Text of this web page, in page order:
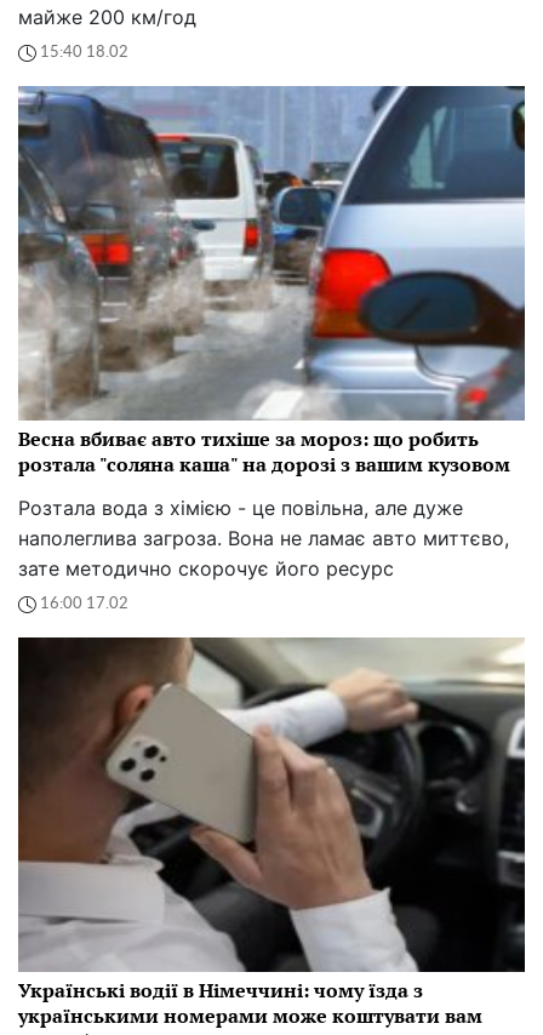
майже 200 км/год
15:40 18.02
Весна вбиває авто тихіше за мороз: що робить
розтала "соляна каша" на дорозі з вашим кузовом
Розтала вода з хімією - це повільна, але дуже
наполеглива загроза. Вона не ламає авто миттєво,
зате методично скорочує його ресурс
16:00 17.02
Українські водії в Німеччині: чому їзда з
українськими номерами може коштувати вам